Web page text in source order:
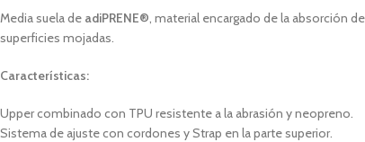
Media suela de adiPRENE®, material encargado de la absorción
superficies mojadas.
Características:
Upper combinado con TPU resistente a la abrasión y neopreno.
Sistema de ajuste con cordones y Strap en la parte superior.